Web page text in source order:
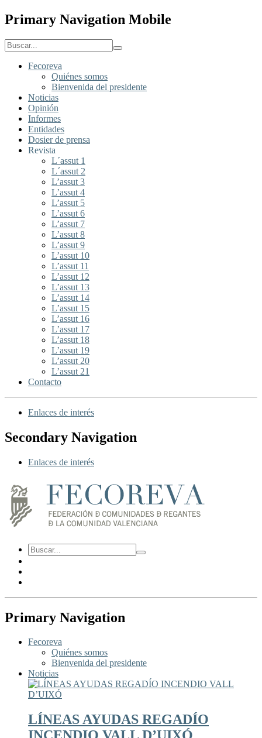
Primary Navigation Mobile
Fecoreva
Quiénes somos
Bienvenida del presidente
Noticias
Opinión
Informes
Entidades
Dosier de prensa
Revista
L´assut 1
L´assut 2
L’assut 3
L’assut 4
L’assut 5
L’assut 6
L’assut 7
L’assut 8
L’assut 9
L’assut 10
L’assut 11
L’assut 12
L’assut 13
L’assut 14
L’assut 15
L’assut 16
L’assut 17
L’assut 18
L’assut 19
L’assut 20
L’assut 21
Contacto
Enlaces de interés
Secondary Navigation
Enlaces de interés
Primary Navigation
Fecoreva
Quiénes somos
Bienvenida del presidente
Noticias
LÍNEAS AYUDAS REGADÍO